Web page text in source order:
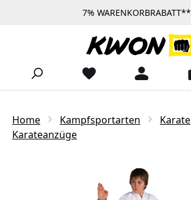
Zum Hauptinhalt springen7% WARENKORBRABATT**
Home Kampfsportarten
Karate
Karateanzüge